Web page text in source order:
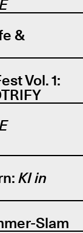
&
Vol. 1:
KI in
Slam